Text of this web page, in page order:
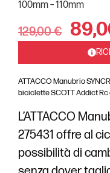
100mm – 110mm
129,00€
ATTACCO Manubrio
biciclette SCOTT Addict Rc
L’ATTACCO
275431 offre al
possibilità di